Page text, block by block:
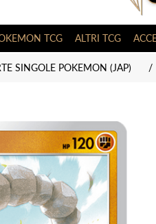
TCG ALTRI TCG
SINGOLE POKEMON (JAP) /